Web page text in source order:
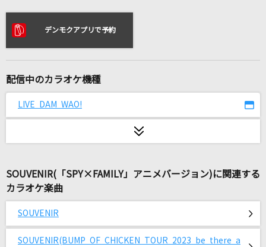
I(ビデオクリップバージョン)
BUMP OF CHICKEN
アスノヨゾラ哨戒班
Orangestar feat.IA
[生音]青いベンチ
サスケ
イケナイ太陽
ORANGE RANGE
[生音]ひまわりの約束
デンモクアプリで予約
配信中のカラオケ機種
LIVE DAM WAO!
SOUVENIR(「SPY×FAMILY」アニメバージョン)に関連する
カラオケ楽曲
SOUVENIR
SOUVENIR(BUMP OF CHICKEN TOUR 2023 be there a